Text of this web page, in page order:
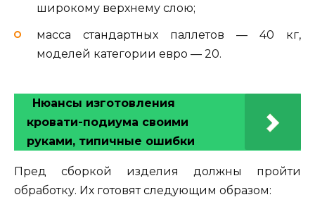
широкому верхнему слою;
масса стандартных паллетов — 40 кг,
моделей категории евро — 20.
Нюансы изготовления
кровати-подиума своими
руками, типичные ошибки
Пред сборкой изделия должны пройти
обработку. Их готовят следующим образом: